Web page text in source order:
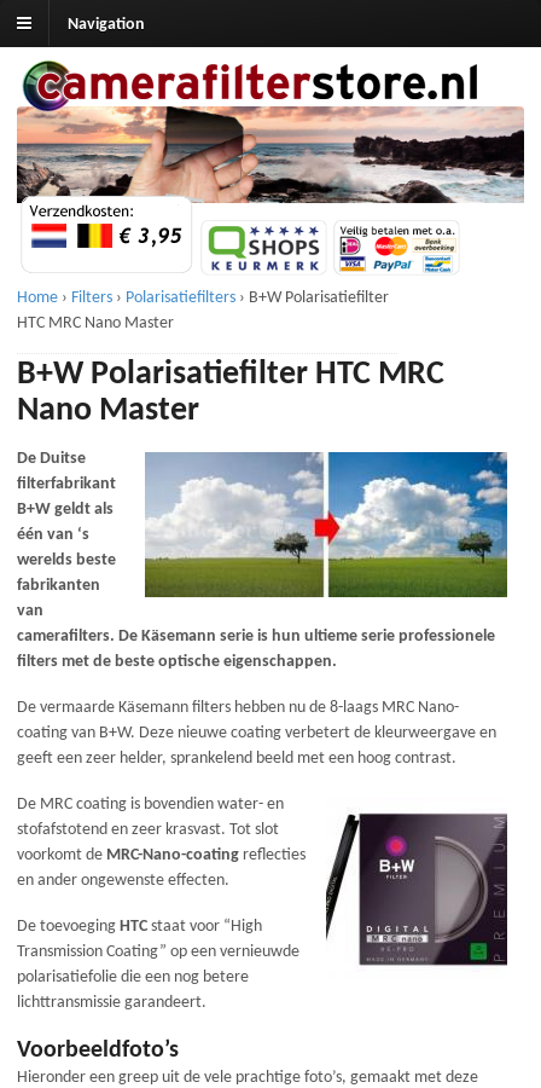
Navigation
Home › Filters › Polarisatiefilters › B+W Polarisatiefilter
HTC MRC Nano Master
B+W Polarisatiefilter HTC MRC
Nano Master
De Duitse
filterfabrikant
B+W geldt als
één van ‘s
werelds beste
fabrikanten
van
camerafilters. De Käsemann serie is hun ultieme serie professionele
filters met de beste optische eigenschappen.
De vermaarde Käsemann filters hebben nu de 8-laags MRC Nano-
coating van B+W. Deze nieuwe coating verbetert de kleurweergave en
geeft een zeer helder, sprankelend beeld met een hoog contrast.
De MRC coating is bovendien water- en
stofafstotend en zeer krasvast. Tot slot
voorkomt de MRC-Nano-coating reflecties
en ander ongewenste effecten.
De toevoeging HTC staat voor “High
Transmission Coating” op een vernieuwde
polarisatiefolie die een nog betere
lichttransmissie garandeert.
Voorbeeldfoto’s
Hieronder een greep uit de vele prachtige foto’s, gemaakt met deze